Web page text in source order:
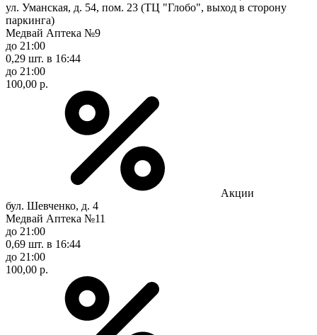
ул. Уманская, д. 54, пом. 23 (ТЦ "Глобо", выход в сторону
паркинга)
Медвай Аптека №9
до 21:00
0,29 шт. в 16:44
до 21:00
100,00 р.
Акции
бул. Шевченко, д. 4
Медвай Аптека №11
до 21:00
0,69 шт. в 16:44
до 21:00
100,00 р.